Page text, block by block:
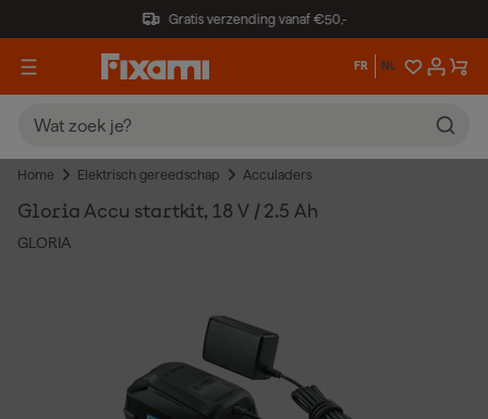
Gratis verzending vanaf €50,-
FR NL
Home Elektrisch gereedschap Acculaders
Gloria Accu startkit, 18 V / 2.5 Ah
GLORIA